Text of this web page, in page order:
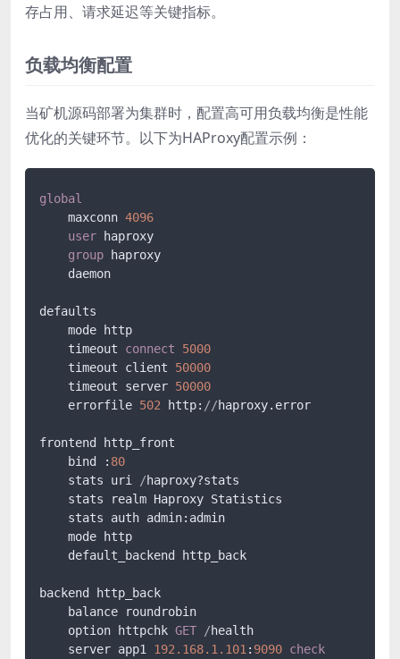
存占用、请求延迟等关键指标。
负载均衡配置
当矿机源码部署为集群时，配置高可用负载均衡是性能
优化的关键环节。以下为HAProxy配置示例：
global
    maxconn
4096
user haproxy
group haproxy
    daemon
defaults
    mode http
    timeout
connect
5000
    timeout client
50000
    timeout server
50000
    errorfile
502 http: //haproxy.error
frontend http_front
    bind :
80
    stats uri
/haproxy?stats
    stats realm Haproxy Statistics
    stats auth admin:admin
    mode http
    default_backend http_back
backend http_back
    balance roundrobin
    option httpchk
GET /health
    server app1
192.168.1 .101 : 9090 check